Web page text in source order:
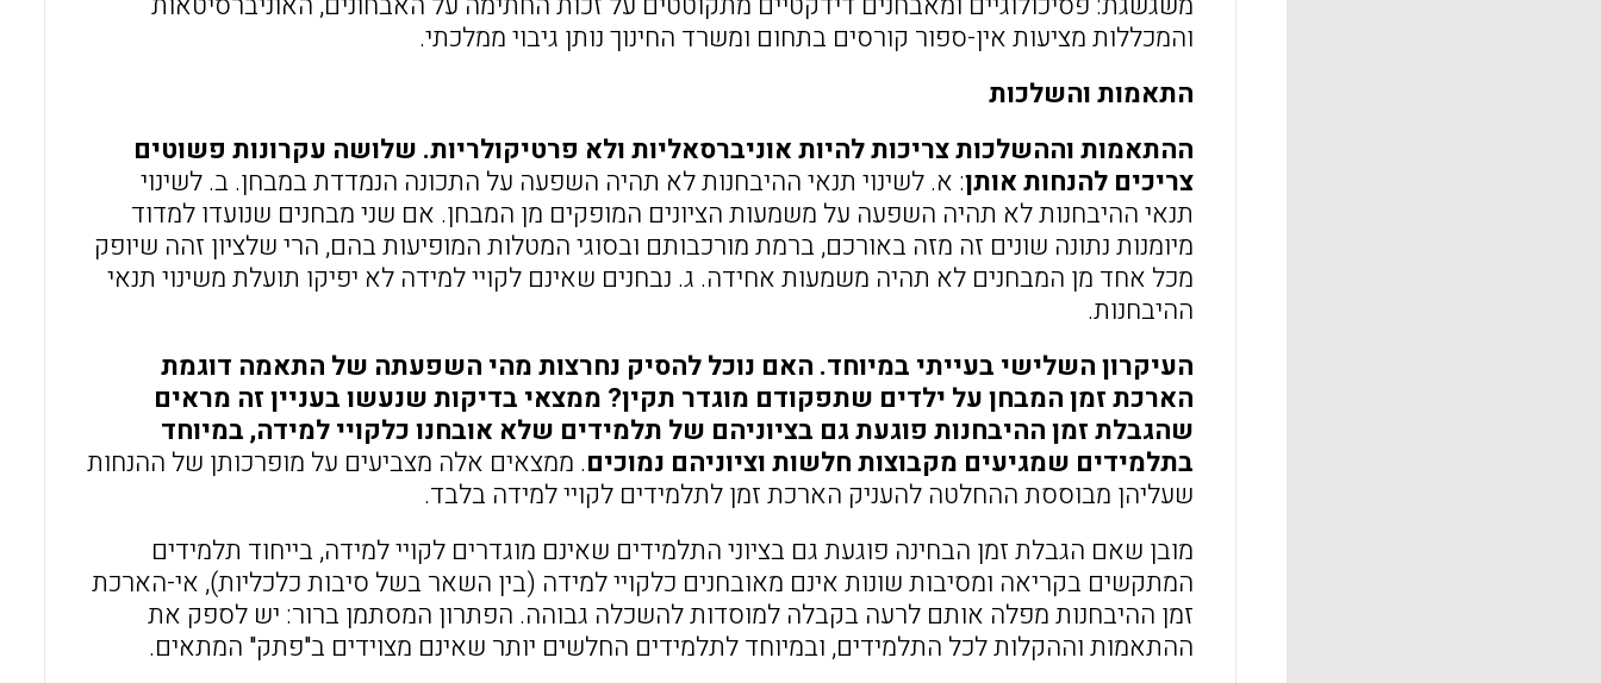
והמכללות מציעות אין-ספור קורסים בתחום ומשרד החינוך נותן גיבוי ממלכתי.
התאמות והשלכות
ההתאמות וההשלכות צריכות להיות אוניברסאליות ולא פרטיקולריות. שלושה עקרונות פשוטים
צריכים להנחות אותן: א. לשינוי תנאי ההיבחנות לא תהיה השפעה על התכונה הנמדדת במבחן. ב. לשינוי
תנאי ההיבחנות לא תהיה השפעה על משמעות הציונים המופקים מן המבחן. אם שני מבחנים שנועדו למדוד
מיומנות נתונה שונים זה מזה באורכם, ברמת מורכבותם ובסוגי המטלות המופיעות בהם, הרי שלציון זהה שיופק
מכל אחד מן המבחנים לא תהיה משמעות אחידה. ג. נבחנים שאינם לקויי למידה לא יפיקו תועלת משינוי תנאי
ההיבחנות.
העיקרון השלישי בעייתי במיוחד. האם נוכל להסיק נחרצות מהי השפעתה של התאמה דוגמת
הארכת זמן המבחן על ילדים שתפקודם מוגדר תקין? ממצאי בדיקות שנעשו בעניין זה מראים
שהגבלת זמן ההיבחנות פוגעת גם בציוניהם של תלמידים שלא אובחנו כלקויי למידה, במיוחד
בתלמידים שמגיעים מקבוצות חלשות וציוניהם נמוכים. ממצאים אלה מצביעים על מופרכותן של ההנחות
שעליהן מבוססת ההחלטה להעניק הארכת זמן לתלמידים לקויי למידה בלבד.
מובן שאם הגבלת זמן הבחינה פוגעת גם בציוני התלמידים שאינם מוגדרים לקויי למידה, בייחוד תלמידים
המתקשים בקריאה ומסיבות שונות אינם מאובחנים כלקויי למידה (בין השאר בשל סיבות כלכליות), אי-הארכת
זמן ההיבחנות מפלה אותם לרעה בקבלה למוסדות להשכלה גבוהה. הפתרון המסתמן ברור: יש לספק את
ההתאמות וההקלות לכל התלמידים, ובמיוחד לתלמידים החלשים יותר שאינם מצוידים ב"פתק" המתאים.